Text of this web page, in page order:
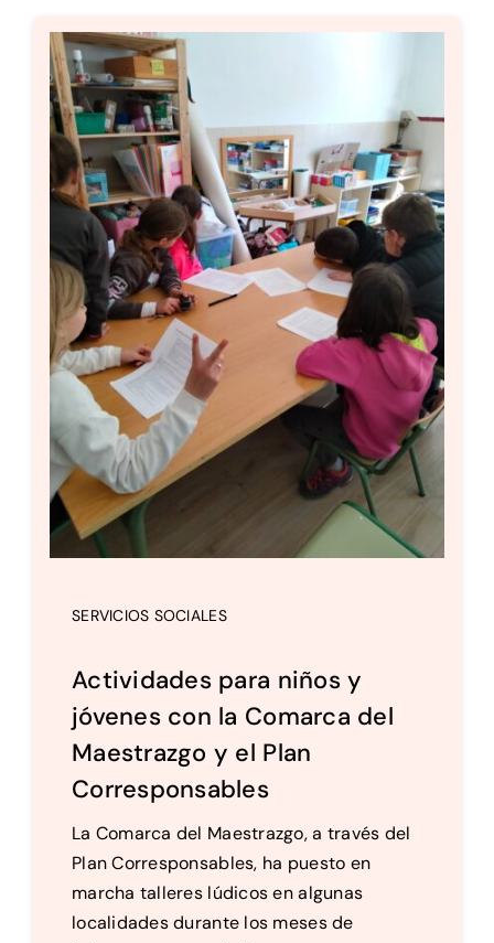
SERVICIOS SOCIALES
Actividades para niños y
jóvenes con la Comarca del
Maestrazgo y el Plan
Corresponsables
La Comarca del Maestrazgo, a través del
Plan Corresponsables, ha puesto en
marcha talleres lúdicos en algunas
localidades durante los meses de